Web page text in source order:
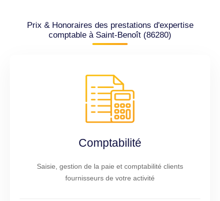
Prix & Honoraires des prestations d'expertise
comptable à Saint-Benoît (86280)
Comptabilité
Saisie, gestion de la paie et comptabilité clients
fournisseurs de votre activité